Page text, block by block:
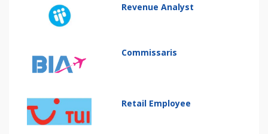
Revenue Analyst
Commissaris
Retail Employee